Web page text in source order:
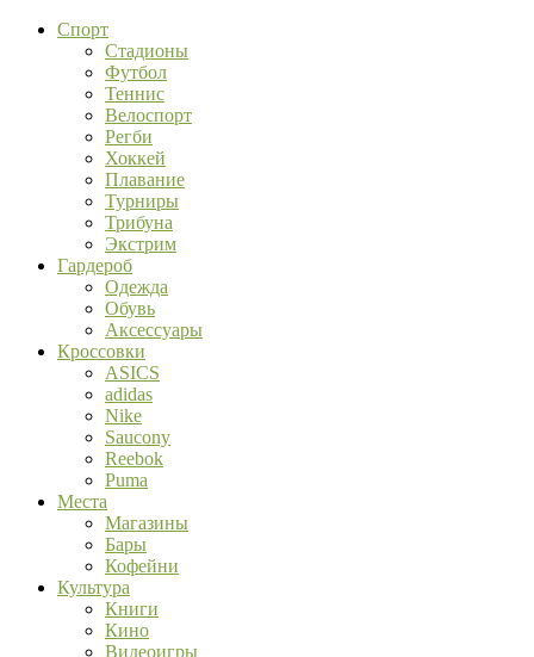
Спорт
Стадионы
Футбол
Теннис
Велоспорт
Регби
Хоккей
Плавание
Турниры
Трибуна
Экстрим
Гардероб
Одежда
Обувь
Аксессуары
Кроссовки
ASICS
adidas
Nike
Saucony
Reebok
Puma
Места
Магазины
Бары
Кофейни
Культура
Книги
Кино
Видеоигры